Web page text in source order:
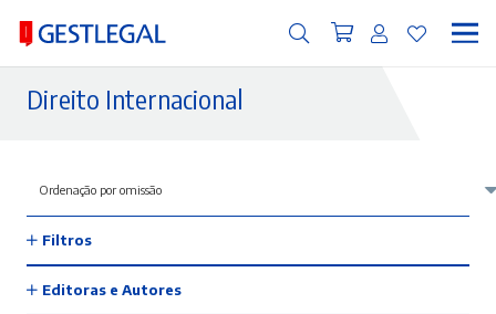
Direito Internacional
Filtros
Editoras e Autores